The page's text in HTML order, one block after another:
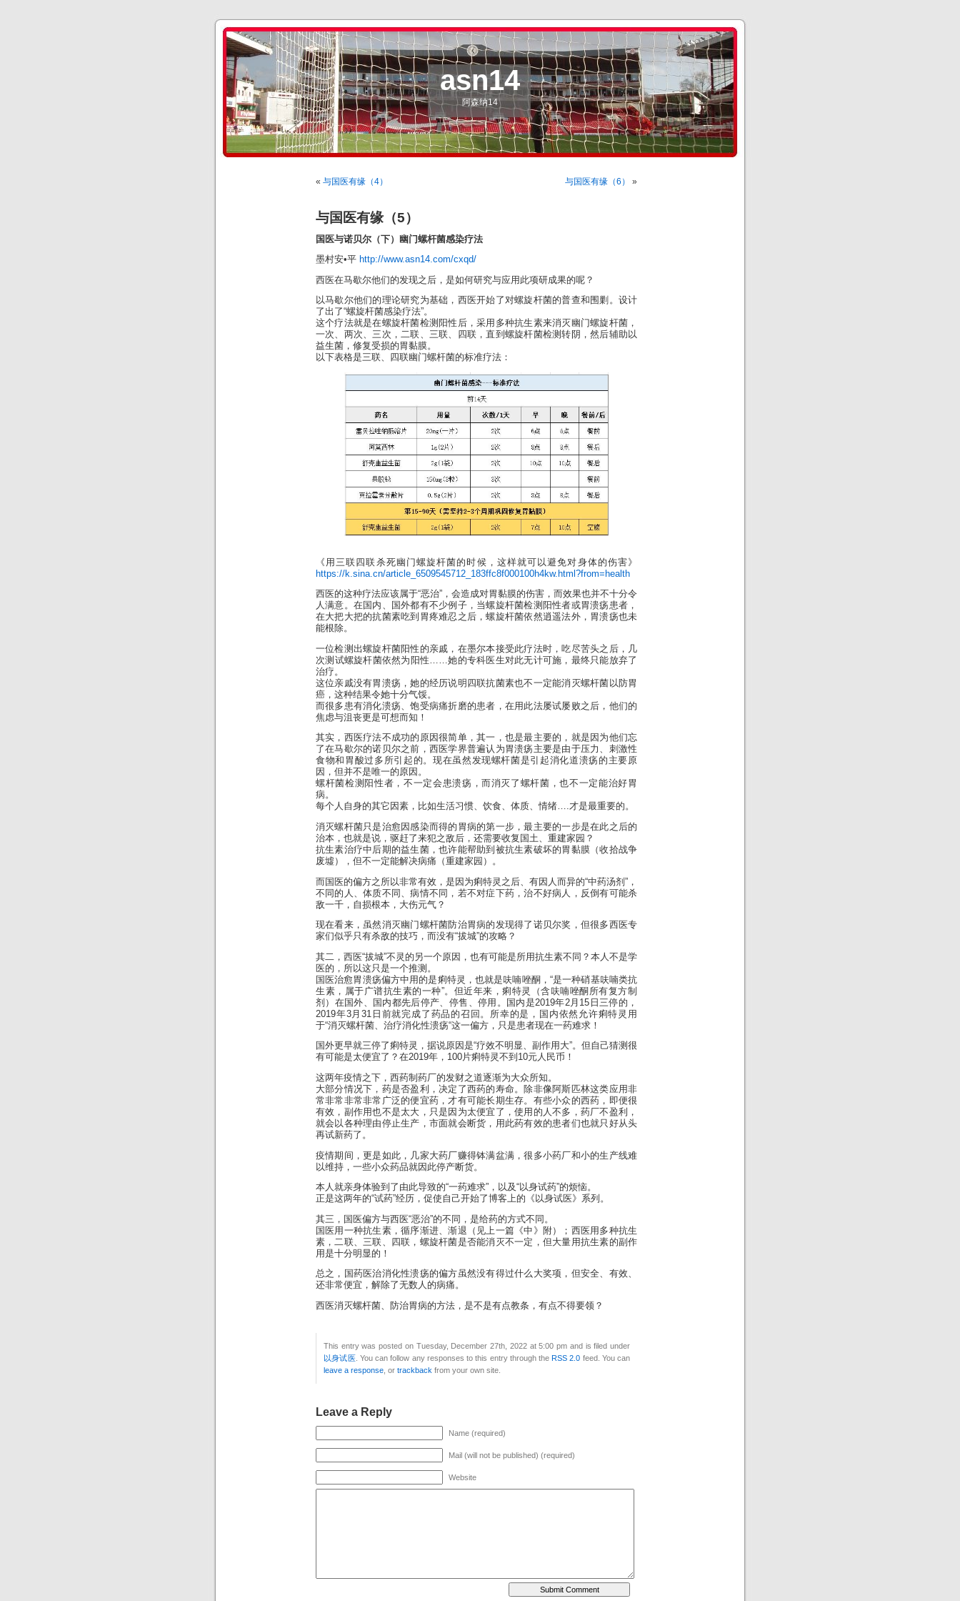
asn14
阿森纳14
« 与国医有缘（4） 与国医有缘（6） »
与国医有缘（5）
国医与诺贝尔（下）幽门螺杆菌感染疗法
墨村安•平 http://www.asn14.com/cxqd/
西医在马歇尔他们的发现之后，是如何研究与应用此项研成果的呢？
以马歇尔他们的理论研究为基础，西医开始了对螺旋杆菌的普查和围剿。设计
了出了“螺旋杆菌感染疗法”。
这个疗法就是在螺旋杆菌检测阳性后，采用多种抗生素来消灭幽门螺旋杆菌，
一次、两次、三次，二联、三联、四联，直到螺旋杆菌检测转阴，然后辅助以
益生菌，修复受损的胃黏膜。
以下表格是三联、四联幽门螺杆菌的标准疗法：
《用三联四联杀死幽门螺旋杆菌的时候，这样就可以避免对身体的伤害》
https://k.sina.cn/article_6509545712_183ffc8f000100h4kw.html?from=health
西医的这种疗法应该属于“恶治”，会造成对胃黏膜的伤害，而效果也并不十分令
人满意。在国内、国外都有不少例子，当螺旋杆菌检测阳性者或胃溃疡患者，
在大把大把的抗菌素吃到胃疼难忍之后，螺旋杆菌依然逍遥法外，胃溃疡也未
能根除。
一位检测出螺旋杆菌阳性的亲戚，在墨尔本接受此疗法时，吃尽苦头之后，几
次测试螺旋杆菌依然为阳性……她的专科医生对此无计可施，最终只能放弃了
治疗。
这位亲戚没有胃溃疡，她的经历说明四联抗菌素也不一定能消灭螺杆菌以防胃
癌，这种结果令她十分气馁。
而很多患有消化溃疡、饱受病痛折磨的患者，在用此法屡试屡败之后，他们的
焦虑与沮丧更是可想而知！
其实，西医疗法不成功的原因很简单，其一，也是最主要的，就是因为他们忘
了在马歇尔的诺贝尔之前，西医学界普遍认为胃溃疡主要是由于压力、刺激性
食物和胃酸过多所引起的。现在虽然发现螺杆菌是引起消化道溃疡的主要原
因，但并不是唯一的原因。
螺杆菌检测阳性者，不一定会患溃疡，而消灭了螺杆菌，也不一定能治好胃
病。
每个人自身的其它因素，比如生活习惯、饮食、体质、情绪….才是最重要的。
消灭螺杆菌只是治愈因感染而得的胃病的第一步，最主要的一步是在此之后的
治本，也就是说，驱赶了来犯之敌后，还需要收复国土、重建家园？
抗生素治疗中后期的益生菌，也许能帮助到被抗生素破坏的胃黏膜（收拾战争
废墟），但不一定能解决病痛（重建家园）。
而国医的偏方之所以非常有效，是因为痢特灵之后、有因人而异的“中药汤剂”，
不同的人、体质不同、病情不同，若不对症下药，治不好病人，反倒有可能杀
敌一千，自损根本，大伤元气？
现在看来，虽然消灭幽门螺杆菌防治胃病的发现得了诺贝尔奖，但很多西医专
家们似乎只有杀敌的技巧，而没有“拔城”的攻略？
其二，西医“拔城”不灵的另一个原因，也有可能是所用抗生素不同？本人不是学
医的，所以这只是一个推测。
国医治愈胃溃疡偏方中用的是痢特灵，也就是呋喃唑酮，“是一种硝基呋喃类抗
生素，属于广谱抗生素的一种”。但近年来，痢特灵（含呋喃唑酮所有复方制
剂）在国外、国内都先后停产、停售、停用。国内是2019年2月15日三停的，
2019年3月31日前就完成了药品的召回。所幸的是，国内依然允许痢特灵用
于“消灭螺杆菌、治疗消化性溃疡“这一偏方，只是患者现在一药难求！
国外更早就三停了痢特灵，据说原因是“疗效不明显、副作用大”。但自己猜测很
有可能是太便宜了？在2019年，100片痢特灵不到10元人民币！
这两年疫情之下，西药制药厂的发财之道逐渐为大众所知。
大部分情况下，药是否盈利，决定了西药的寿命。除非像阿斯匹林这类应用非
常非常非常非常广泛的便宜药，才有可能长期生存。有些小众的西药，即便很
有效，副作用也不是太大，只是因为太便宜了，使用的人不多，药厂不盈利，
就会以各种理由停止生产，市面就会断货，用此药有效的患者们也就只好从头
再试新药了。
疫情期间，更是如此，几家大药厂赚得钵满盆满，很多小药厂和小的生产线难
以维持，一些小众药品就因此停产断货。
本人就亲身体验到了由此导致的“一药难求”，以及“以身试药”的烦恼。
正是这两年的“试药”经历，促使自己开始了博客上的《以身试医》系列。
其三，国医偏方与西医“恶治”的不同，是给药的方式不同。
国医用一种抗生素，循序渐进、渐退（见上一篇《中》附）；西医用多种抗生
素，二联、三联、四联，螺旋杆菌是否能消灭不一定，但大量用抗生素的副作
用是十分明显的！
总之，国药医治消化性溃疡的偏方虽然没有得过什么大奖项，但安全、有效、
还非常便宜，解除了无数人的病痛。
西医消灭螺杆菌、防治胃病的方法，是不是有点教条，有点不得要领？
This entry was posted on Tuesday, December 27th, 2022 at 5:00 pm and is filed under
以身试医. You can follow any responses to this entry through theRSS 2.0 feed. You can
leave a response , or trackback from your own site.
Leave a Reply
Name (required)
Mail (will not be published) (required)
Website